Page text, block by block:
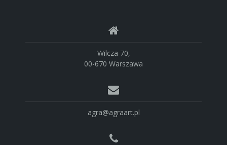
Wilcza 70,
00-670 Warszawa
agra@agraart.pl